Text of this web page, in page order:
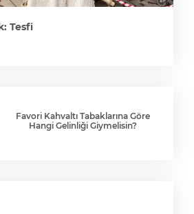
Tesfi
Favori Kahvaltı Tabaklarına Göre
Hangi Gelinliği Giymelisin?